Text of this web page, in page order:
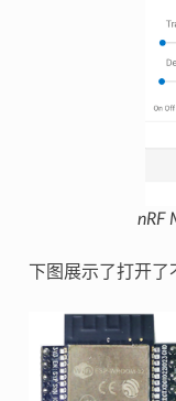
nRF
下图展示了打开了